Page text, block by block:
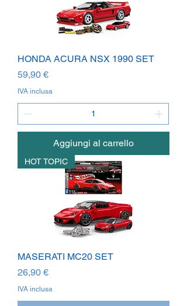
HONDA ACURA NSX 1990 SET
Prezzo
59,90 €
IVA inclusa
Aggiungi al carrello
HOT TOPIC
MASERATI MC20 SET
Prezzo
26,90 €
IVA inclusa